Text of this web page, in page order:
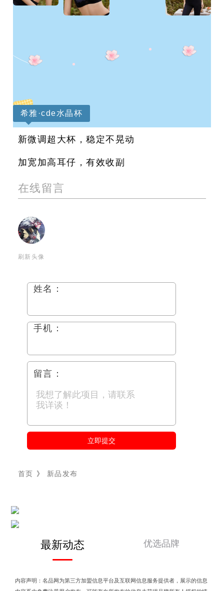
希雅·cde水晶杯
新微调超大杯，稳定不晃动
加宽加高耳仔，有效收副
在线留言
刷新头像
姓名：
手机：
留言：
立即提交
首页 》 新品发布
最新动态 优选品牌
内容声明：名品网为第三方加盟信息平台及互联网信息服务提供者，展示的信息